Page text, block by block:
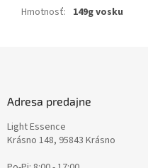
Hmotnosť: 149g vosku
Adresa predajne
Light Essence
Krásno 148, 95843 Krásno